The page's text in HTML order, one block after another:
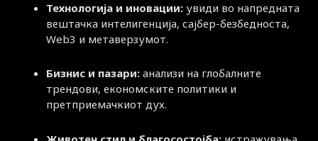
Технологија и иновации: увиди во напредната
вештачка интелигенција, сајбер-безбедноста,
Web3 и метаверзумот.
Бизнис и пазари: анализи на глобалните
трендови, економските политики и
претприемачкиот дух.